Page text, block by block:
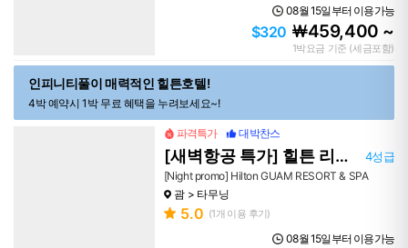
08월 15일부터 이용가능
$320 ￦459,400 ~
1박요금 기준 (세금포함)
인피니티풀이 매력적인 힐튼호텔!
4박 예약시 1박 무료 혜택을 누려보세요~!
파격특가 대박찬스
[새벽항공 특가] 힐튼 리조트 4성급
[Night promo] Hilton GUAM RESORT & SPA
괌
타무닝
5.0 (1개 이용 후기)
08월 15일부터 이용가능